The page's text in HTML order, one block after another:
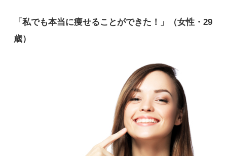
「私でも本当に痩せることができた！」（女性・29
歳）